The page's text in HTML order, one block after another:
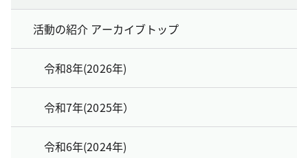
活動の紹介 アーカイブトップ
令和8年(2026年)
令和7年(2025年）
令和6年(2024年)